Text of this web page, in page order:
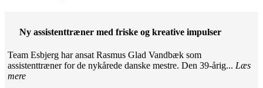
Ny assistenttræner med friske og kreative impulser
Team Esbjerg har ansat Rasmus Glad Vandbæk som
assistenttræner for de nykårede danske mestre. Den 39-årig... Læs
mere